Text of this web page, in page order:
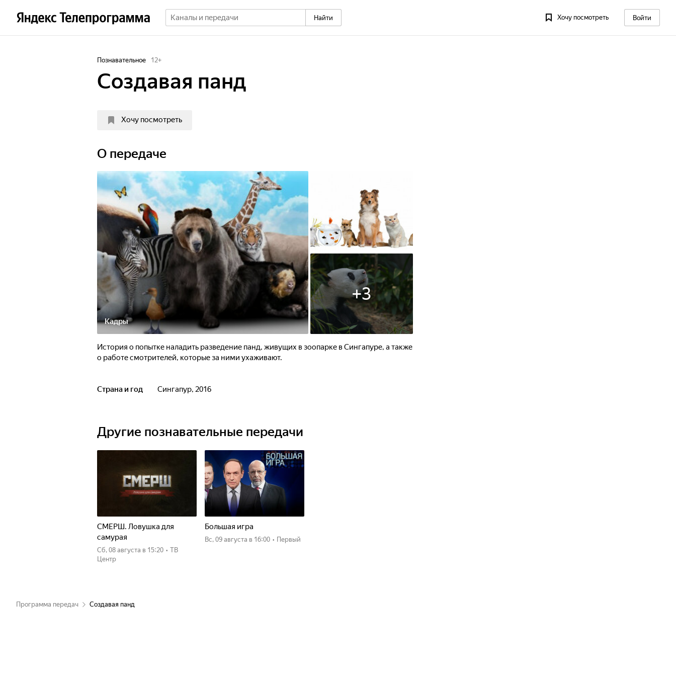
Найти Хочу посмотреть Войти
Познавательное 12+
Создавая панд
Хочу посмотреть
О передаче
Кадры
+3
История о попытке наладить разведение панд, живущих в зоопарке в Сингапуре, а также
о работе смотрителей, которые за ними ухаживают.
Страна и год Сингапур, 2016
Другие познавательные передачи
СМЕРШ. Ловушка для
самурая
сб, 08 августа в 15:20 • ТВ
Центр
Большая игра
вс, 09 августа в 16:00 • Первый
Программа передач Создавая панд